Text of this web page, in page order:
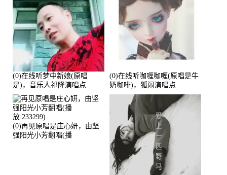
(0)在线听梦中新娘(原唱
是)，音乐人祁隆演唱点
播:2713192次
(0)在线听咖喱咖喱(原唱是牛
奶咖啡)，狐闹演唱点
播:287579次
(0)再见原唱是庄心妍，由坚
强阳光小芳翻唱(播